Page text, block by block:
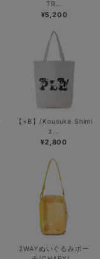
TR...
¥5,200
【+B】/Kousuke Shimi
z...
¥2,800
2WAYぬいぐるみポー